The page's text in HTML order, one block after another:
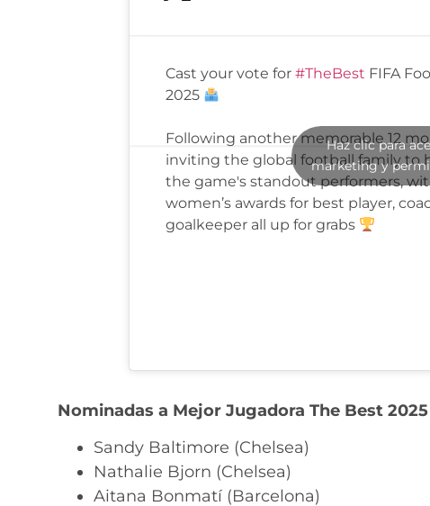
Cast your vote for #TheBest FIFA
2025
Following another memorable 12
inviting the global football family to
the game's standout performers,
women’s awards for best player,
goalkeeper all up for grabs
Haz clic para
marketing y
Nominadas a Mejor Jugadora The Best 2025
Sandy Baltimore (Chelsea)
Nathalie Bjorn (Chelsea)
Aitana Bonmatí (Barcelona)